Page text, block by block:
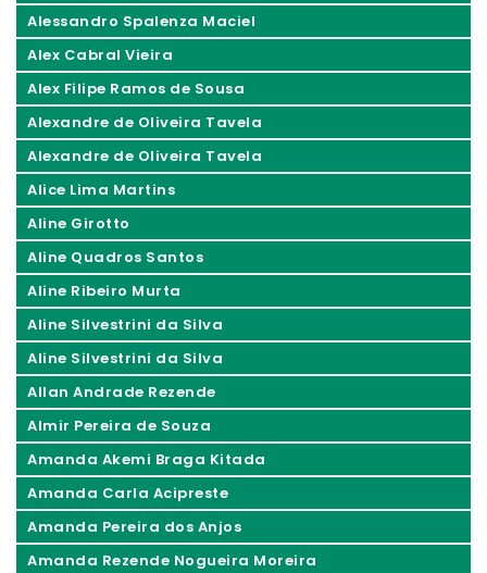
Alessandro Spalenza Maciel
Alex Cabral Vieira
Alex Filipe Ramos de Sousa
Alexandre de Oliveira Tavela
Alexandre de Oliveira Tavela
Alice Lima Martins
Aline Girotto
Aline Quadros Santos
Aline Ribeiro Murta
Aline Silvestrini da Silva
Aline Silvestrini da Silva
Allan Andrade Rezende
Almir Pereira de Souza
Amanda Akemi Braga Kitada
Amanda Carla Acipreste
Amanda Pereira dos Anjos
Amanda Rezende Nogueira Moreira